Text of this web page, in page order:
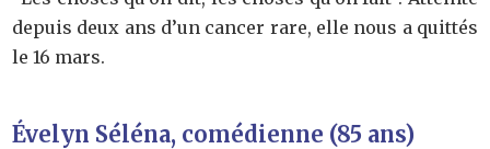
depuis deux ans d’un cancer rare, elle nous a quittés
le 16 mars.
Évelyn Séléna, comédienne (85 ans)